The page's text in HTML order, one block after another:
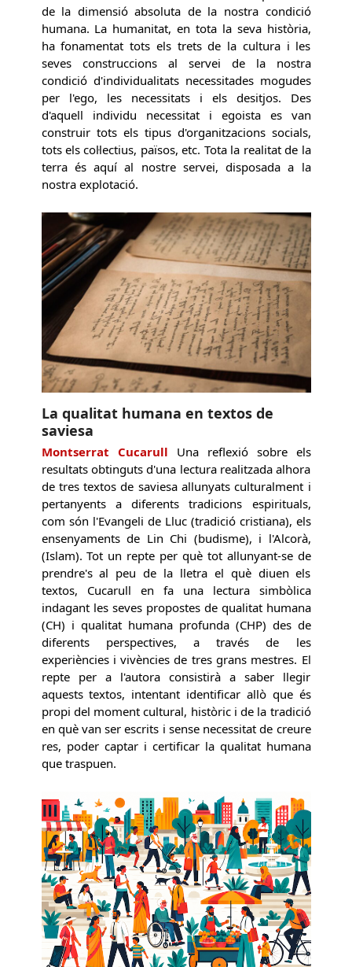
de la dimensió absoluta de la nostra condició
humana. La humanitat, en tota la seva història,
ha fonamentat tots els trets de la cultura i les
seves construccions al servei de la nostra
condició d'individualitats necessitades mogudes
per l'ego, les necessitats i els desitjos. Des
d'aquell individu necessitat i egoista es van
construir tots els tipus d'organitzacions socials,
tots els col·lectius, països, etc. Tota la realitat de la
terra és aquí al nostre servei, disposada a la
nostra explotació.
La qualitat humana en textos de
saviesa
Montserrat Cucarull Una reflexió sobre els
resultats obtinguts d'una lectura realitzada alhora
de tres textos de saviesa allunyats culturalment i
pertanyents a diferents tradicions espirituals,
com són l'Evangeli de Lluc (tradició cristiana), els
ensenyaments de Lin Chi (budisme), i l'Alcorà,
(Islam). Tot un repte per què tot allunyant-se de
prendre's al peu de la lletra el què diuen els
textos, Cucarull en fa una lectura simbòlica
indagant les seves propostes de qualitat humana
(CH) i qualitat humana profunda (CHP) des de
diferents perspectives, a través de les
experiències i vivències de tres grans mestres. El
repte per a l'autora consistirà a saber llegir
aquests textos, intentant identificar allò que és
propi del moment cultural, històric i de la tradició
en què van ser escrits i sense necessitat de creure
res, poder captar i certificar la qualitat humana
que traspuen.